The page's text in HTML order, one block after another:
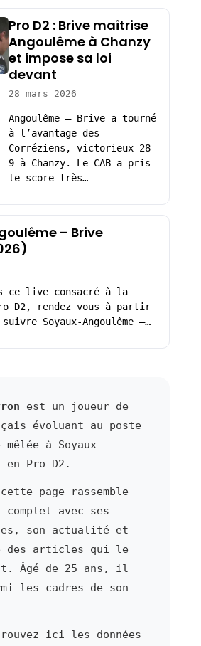
Pro D2 : Brive maîtrise
Angoulême à Chanzy
et impose sa loi
devant
28 mars 2026
Angoulême – Brive a tourné
à l’avantage des
Corréziens, victorieux 28-
9 à Chanzy. Le CAB a pris
le score très…
– Brive
ce live consacré à la
D2, rendez vous à partir
Soyaux-Angoulême –…
est un joueur de
évoluant au poste
mêlée à Soyaux
en Pro D2.
page rassemble
avec ses
son actualité et
des articles qui le
Âgé de 25 ans, il
les cadres de son
ici les données